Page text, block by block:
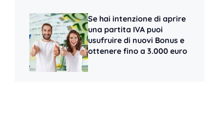
Se hai intenzione di aprire
una partita IVA puoi
usufruire di nuovi Bonus e
ottenere fino a 3.000 euro